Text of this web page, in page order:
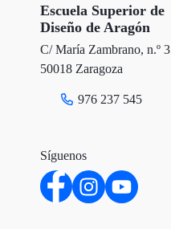
o
k n
Escuela Superior de
Diseño de Aragón
C/ María Zambrano, n.º 3
50018 Zaragoza
976 237 545
Síguenos